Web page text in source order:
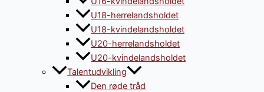
U18-herrelandsholdet
U18-kvindelandsholdet
U20-herrelandsholdet
U20-kvindelandsholdet
Talentudvikling
Den røde tråd